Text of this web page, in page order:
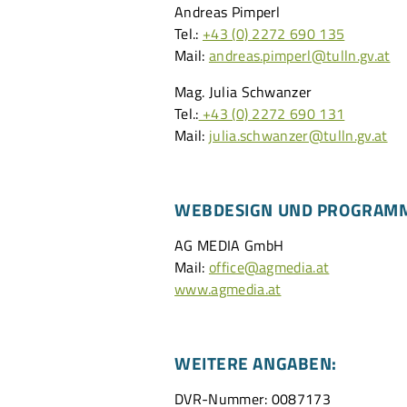
Andreas Pimperl
Tel.: +43 (0) 2272 690 135
Mail: andreas.pimperl@tulln.gv.at
Mag. Julia Schwanzer
Tel.: +43 (0) 2272 690 131
Mail: ​​​​​​ julia.schwanzer@tulln.gv.at
WEBDESIGN UND
AG MEDIA GmbH
Mail: office@agmedia.at
www.agmedia.at
WEITERE ANGABEN:
DVR-Nummer: 0087173